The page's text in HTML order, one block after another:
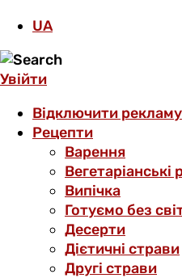
UA
Увійти
Відключити рекламу
Рецепти
Варення
Вегетаріанські
Випічка
Готуємо без
Десерти
Дієтичні страви
Другі страви